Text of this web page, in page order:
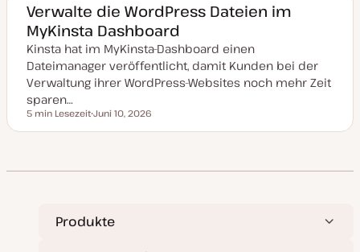
k
t
u
a
i
s
r
Verwalte die WordPress Dateien im
MyKinsta Dashboard
Kinsta hat im MyKinsta-Dashboard einen
Dateimanager veröffentlicht, damit Kunden bei der
Verwaltung ihrer WordPress-Websites noch mehr Zeit
sparen…
Lesezeit
5 min Lesezeit
a
a
l
Juni 10, 2026
Produkte